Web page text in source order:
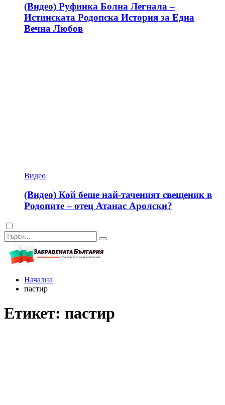
(Видео) Руфинка Болна Легнала –
Истинската Родопска История за Една
Вечна Любов
Видео
(Видео) Кой беше най-таченият свещеник в
Родопите – отец Атанас Аролски?
Dark
mode
Начална
пастир
Етикет: пастир